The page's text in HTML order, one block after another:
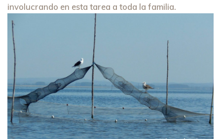
involucrando en esta tarea a toda la familia.